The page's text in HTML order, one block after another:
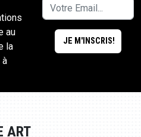
au
la
à
ART